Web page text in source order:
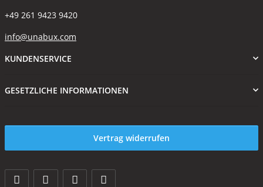
+49 261 9423 9420
info@unabux.com
KUNDENSERVICE
GESETZLICHE INFORMATIONEN
Vertrag widerrufen